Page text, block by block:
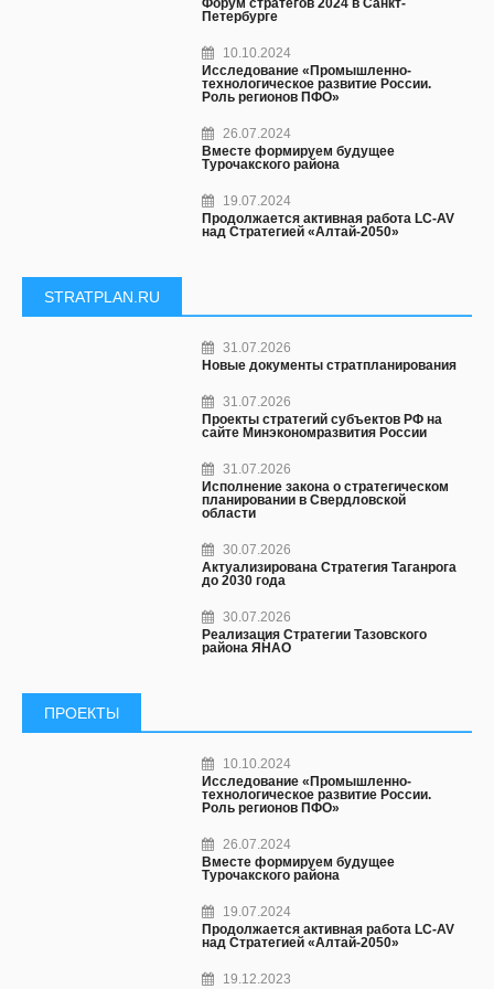
Петербурге
10.10.2024
Исследование «Промышленно-
технологическое развитие России.
Роль регионов ПФО»
26.07.2024
Вместе формируем будущее
Турочакского района
19.07.2024
Продолжается активная работа LC-AV
над Стратегией «Алтай-2050»
STRATPLAN.RU
31.07.2026
Новые документы стратпланирования
31.07.2026
Проекты стратегий субъектов РФ на
сайте Минэкономразвития России
31.07.2026
Исполнение закона о стратегическом
планировании в Свердловской
области
30.07.2026
Актуализирована Стратегия Таганрога
до 2030 года
30.07.2026
Реализация Стратегии Тазовского
района ЯНАО
ПРОЕКТЫ
10.10.2024
Исследование «Промышленно-
технологическое развитие России.
Роль регионов ПФО»
26.07.2024
Вместе формируем будущее
Турочакского района
19.07.2024
Продолжается активная работа LC-AV
над Стратегией «Алтай-2050»
19.12.2023